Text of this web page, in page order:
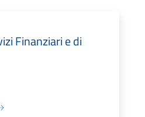
Finanziari e di